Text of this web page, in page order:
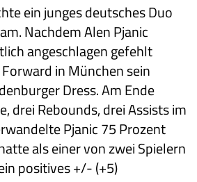
ein junges deutsches Duo
Nachdem Alen Pjanic
angeschlagen gefehlt
in München sein
Dress. Am Ende
drei Rebounds, drei Assists im
Pjanic 75 Prozent
als einer von zwei Spielern
positives +/- (+5)